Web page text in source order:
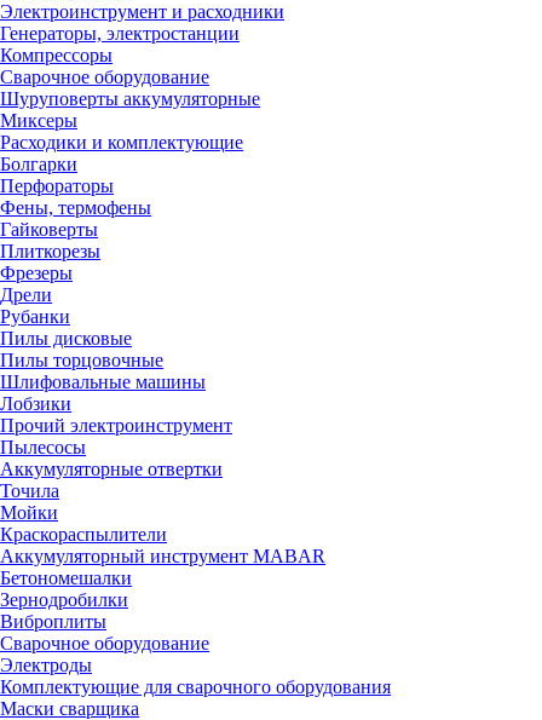
Электроинструмент и расходники
Генераторы, электростанции
Компрессоры
Сварочное оборудование
Шуруповерты аккумуляторные
Миксеры
Расходики и комплектующие
Болгарки
Перфораторы
Фены, термофены
Гайковерты
Плиткорезы
Фрезеры
Дрели
Рубанки
Пилы дисковые
Пилы торцовочные
Шлифовальные машины
Лобзики
Прочий электроинструмент
Пылесосы
Аккумуляторные отвертки
Точила
Мойки
Краскораспылители
Аккумуляторный инструмент MABAR
Бетономешалки
Зернодробилки
Виброплиты
Сварочное оборудование
Электроды
Комплектующие для сварочного оборудования
Маски сварщика